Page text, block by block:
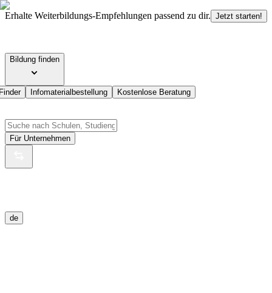
Erhalte Weiterbildungs-Empfehlungen passend zu dir. Jetzt starten!
Bildung finden
Infomaterialbestellung Kostenlose Beratung
Für Unternehmen
de